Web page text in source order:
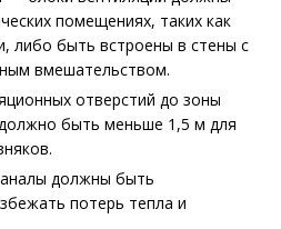
помещениях, таких как
либо быть встроены в стены с
вмешательством.
отверстий до зоны
быть меньше 1,5 м для
должны быть
потерь тепла и